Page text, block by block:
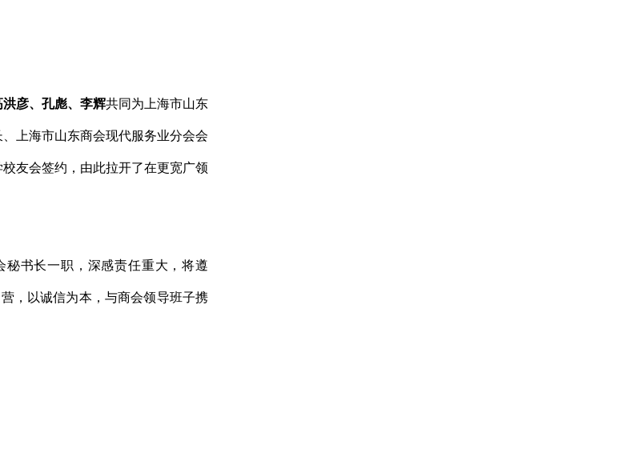
彦、孔彪、李辉共同为上海市山东
上海市山东商会现代服务业分会会
友会签约，由此拉开了在更宽广领
书长一职，深感责任重大，将遵
，以诚信为本，与商会领导班子携